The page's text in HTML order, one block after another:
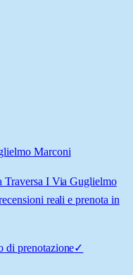
Marconi
Traversa I Via Guglielmo
reali e prenota in
di prenotazione✓